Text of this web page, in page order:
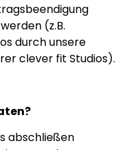
(z.B.
durch unsere
clever fit Studios).
abschließen